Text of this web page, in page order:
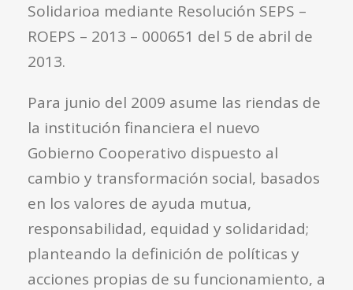
Solidarioa mediante Resolución SEPS –
ROEPS – 2013 – 000651 del 5 de abril de
2013.
Para junio del 2009 asume las riendas de
la institución financiera el nuevo
Gobierno Cooperativo dispuesto al
cambio y transformación social, basados
en los valores de ayuda mutua,
responsabilidad, equidad y solidaridad;
planteando la definición de políticas y
acciones propias de su funcionamiento, a